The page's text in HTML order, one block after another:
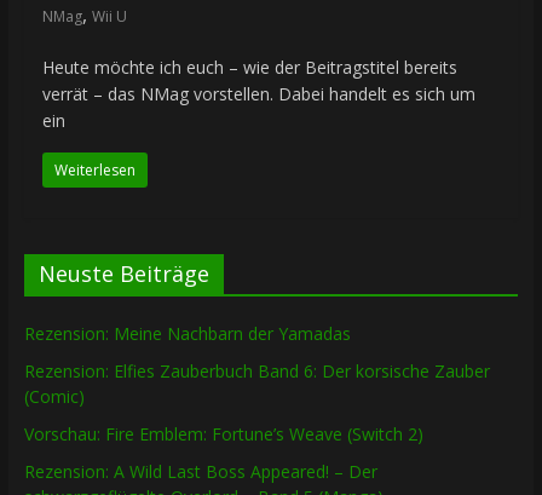
NMag, Wii U
Heute möchte ich euch – wie der Beitragstitel bereits
verrät – das NMag vorstellen. Dabei handelt es sich um
ein
Weiterlesen
Neuste Beiträge
Rezension: Meine Nachbarn der Yamadas
Rezension: Elfies Zauberbuch Band 6: Der korsische Zauber
(Comic)
Vorschau: Fire Emblem: Fortune’s Weave (Switch 2)
Rezension: A Wild Last Boss Appeared! – Der